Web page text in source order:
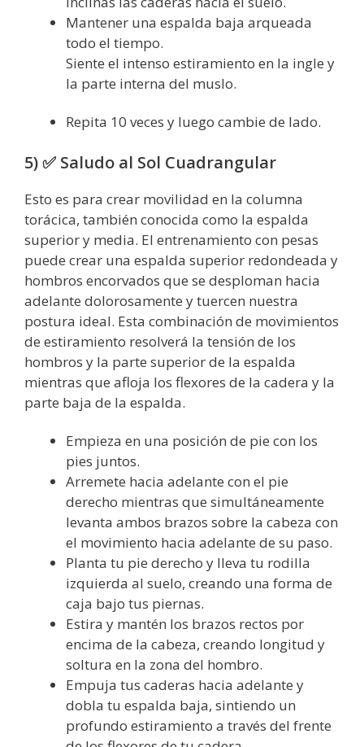
Mantener una espalda baja arqueada
todo el tiempo.
Siente el intenso estiramiento en la ingle y
la parte interna del muslo.
Repita 10 veces y luego cambie de lado.
5) ✅ Saludo al Sol Cuadrangular
Esto es para crear movilidad en la columna
torácica, también conocida como la espalda
superior y media. El entrenamiento con pesas
puede crear una espalda superior redondeada y
hombros encorvados que se desploman hacia
adelante dolorosamente y tuercen nuestra
postura ideal. Esta combinación de movimientos
de estiramiento resolverá la tensión de los
hombros y la parte superior de la espalda
mientras que afloja los flexores de la cadera y la
parte baja de la espalda.
Empieza en una posición de pie con los
pies juntos.
Arremete hacia adelante con el pie
derecho mientras que simultáneamente
levanta ambos brazos sobre la cabeza con
el movimiento hacia adelante de su paso.
Planta tu pie derecho y lleva tu rodilla
izquierda al suelo, creando una forma de
caja bajo tus piernas.
Estira y mantén los brazos rectos por
encima de la cabeza, creando longitud y
soltura en la zona del hombro.
Empuja tus caderas hacia adelante y
dobla tu espalda baja, sintiendo un
profundo estiramiento a través del frente